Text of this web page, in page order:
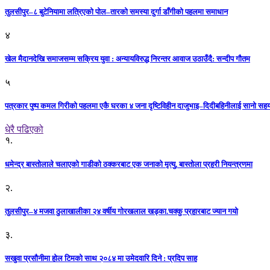
तुलसीपुर–८ बुटेनियामा लत्रिएको पोल–तारको समस्या दुर्गा डाँगीको पहलमा समाधान
४
खेल मैदानदेखि समाजसम्म सक्रिय युवा : अन्यायविरुद्ध निरन्तर आवाज उठाउँदै: सन्दीप गौतम
५
पत्रकार पुष्प कमल गिरीको पहलमा एकै घरका ४ जना दृष्टिविहीन दाजुभाइ–दिदीबहिनीलाई सानो
धेरै पढिएको
१.
धमेन्द्र बास्तोलाले चलाएको गाडीको ठक्करबाट एक जनाको मृत्यु, बास्तोला प्रहरी नियन्त्रणमा
२.
तुलसीपुर–४ मजवा ठुलाखालीका २४ वर्षीय गोरखलाल खड्का.चक्कु प्रहारबाट ज्यान गयो
३.
सखुवा प्रसौनीमा होल टिमको साथ २०८४ मा उमेदवारि दिने : प्रदिप साह